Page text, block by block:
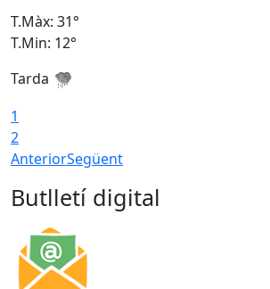
T.Màx: 31°
T.Min: 12°
Tarda
1
2
AnteriorSegüent
Butlletí digital